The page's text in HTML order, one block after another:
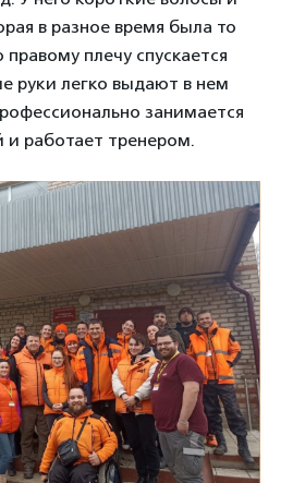
в разное время была то
плечу спускается
руки легко выдают в нем
занимается
и работает тренером.